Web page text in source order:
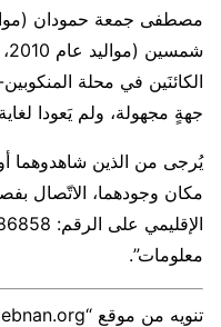
جهةٍ مجهولة، ولم يَعودا
يُرجى من الذين شاهدوهما
مكان وجودهما، الاتّصال
معلومات”.
تنويه من موقع “yalebnan.org”: